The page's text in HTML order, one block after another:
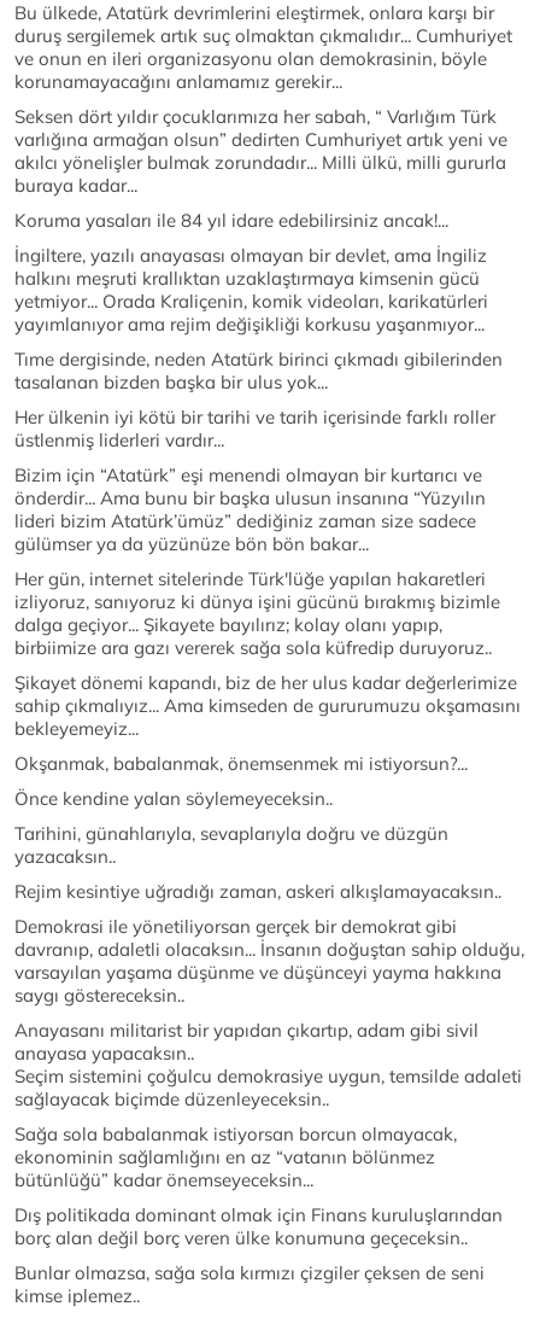
Bu ülkede, Atatürk devrimlerini eleştirmek, onlara karşı bir
duruş sergilemek artık suç olmaktan çıkmalıdır... Cumhuriyet
ve onun en ileri organizasyonu olan demokrasinin, böyle
korunamayacağını anlamamız gerekir...
Seksen dört yıldır çocuklarımıza her sabah, “ Varlığım Türk
varlığına armağan olsun” dedirten Cumhuriyet artık yeni ve
akılcı yönelişler bulmak zorundadır... Milli ülkü, milli gururla
buraya kadar...
Koruma yasaları ile 84 yıl idare edebilirsiniz ancak!...
İngiltere, yazılı anayasası olmayan bir devlet, ama İngiliz
halkını meşruti krallıktan uzaklaştırmaya kimsenin gücü
yetmiyor... Orada Kraliçenin, komik videoları, karikatürleri
yayımlanıyor ama rejim değişikliği korkusu yaşanmıyor...
Tıme dergisinde, neden Atatürk birinci çıkmadı gibilerinden
tasalanan bizden başka bir ulus yok...
Her ülkenin iyi kötü bir tarihi ve tarih içerisinde farklı roller
üstlenmiş liderleri vardır...
Bizim için “Atatürk” eşi menendi olmayan bir kurtarıcı ve
önderdir... Ama bunu bir başka ulusun insanına “Yüzyılın
lideri bizim Atatürk’ümüz” dediğiniz zaman size sadece
gülümser ya da yüzünüze bön bön bakar...
Her gün, internet sitelerinde Türk'lüğe yapılan hakaretleri
izliyoruz, sanıyoruz ki dünya işini gücünü bırakmış bizimle
dalga geçiyor... Şikayete bayılırız; kolay olanı yapıp,
birbiimize ara gazı vererek sağa sola küfredip duruyoruz..
Şikayet dönemi kapandı, biz de her ulus kadar değerlerimize
sahip çıkmalıyız... Ama kimseden de gururumuzu okşamasını
bekleyemeyiz...
Okşanmak, babalanmak, önemsenmek mi istiyorsun?...
Önce kendine yalan söylemeyeceksin..
Tarihini, günahlarıyla, sevaplarıyla doğru ve düzgün
yazacaksın..
Rejim kesintiye uğradığı zaman, askeri alkışlamayacaksın..
Demokrasi ile yönetiliyorsan gerçek bir demokrat gibi
davranıp, adaletli olacaksın... İnsanın doğuştan sahip olduğu,
varsayılan yaşama düşünme ve düşünceyi yayma hakkına
saygı göstereceksin..
Anayasanı militarist bir yapıdan çıkartıp, adam gibi sivil
anayasa yapacaksın..
Seçim sistemini çoğulcu demokrasiye uygun, temsilde adaleti
sağlayacak biçimde düzenleyeceksin..
Sağa sola babalanmak istiyorsan borcun olmayacak,
ekonominin sağlamlığını en az “vatanın bölünmez
bütünlüğü” kadar önemseyeceksin...
Dış politikada dominant olmak için Finans kuruluşlarından
borç alan değil borç veren ülke konumuna geçeceksin..
Bunlar olmazsa, sağa sola kırmızı çizgiler çeksen de seni
kimse iplemez..